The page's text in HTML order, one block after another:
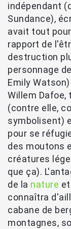
indépendant
Sundance),
avait tout
rapport de
destruction
personnage
Emily
Willem
(contre elle,
symbolisent)
pour se
des moutons
créatures
que ça).
de la nature
connaîtra
cabane de
montagnes,